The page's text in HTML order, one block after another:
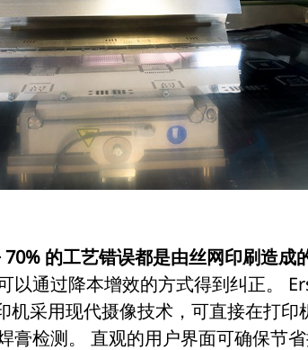
的工艺错误都是由丝网印刷造成
以通过降本增效的方式得到纠正。
机采用现代摄像技术，可直接在打印
膏检测。 直观的用户界面可确保节